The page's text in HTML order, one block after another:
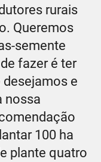
rurais
Queremos
semente
fazer é ter
e
nossa
100 ha
plante quatro